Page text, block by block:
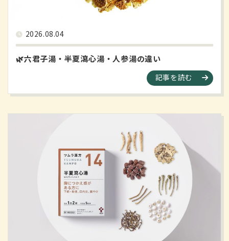
2026.08.04
🌿六君子湯・半夏瀉心湯・人参湯の違い
記事を読む